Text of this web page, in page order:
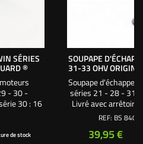
SÉRIES
®
- 30 -
30 : 16
de stock
SOUPAPE
31-33 OHV ORIGINE
Soupape
séries 21 - 28 - 31
Livré avec arrêtoir
REF: BS
Prix
39,95 €